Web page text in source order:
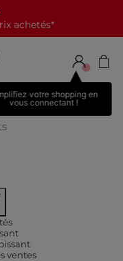
70€*
votre shopping en
vous connectant !
:
ventes